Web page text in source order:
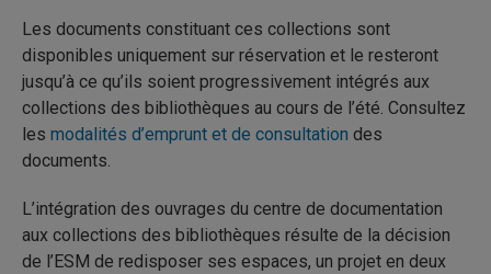
Les documents constituant ces collections sont
disponibles uniquement sur réservation et le resteront
jusqu’à ce qu’ils soient progressivement intégrés aux
collections des bibliothèques au cours de l’été. Consultez
les modalités d’emprunt et de consultation des
documents.
L’intégration des ouvrages du centre de documentation
aux collections des bibliothèques résulte de la décision
de l’ESM de redisposer ses espaces, un projet en deux